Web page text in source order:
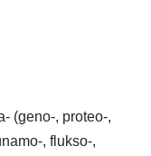
(geno-, proteo-,
, flukso-,